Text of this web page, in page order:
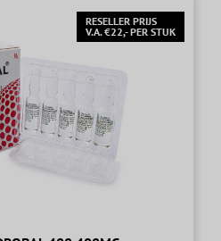
RESELLER PRIJS
V.A. €22,- PER STUK